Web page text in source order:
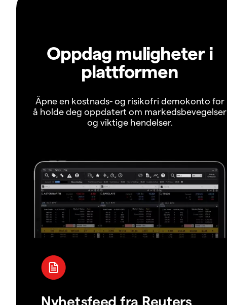
Oppdag muligheter i
plattformen
Åpne en kostnads- og risikofri demokonto for
å holde deg oppdatert om markedsbevegelser
og viktige hendelser.
Nyhetsfeed fra Reuters